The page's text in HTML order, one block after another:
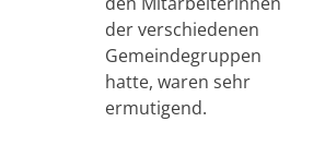
der verschiedenen
Gemeindegruppen
hatte, waren sehr
ermutigend.